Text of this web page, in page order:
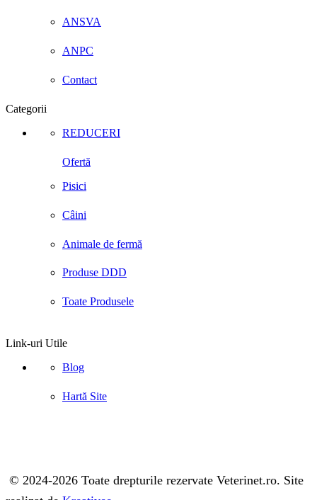
ANSVA
ANPC
Contact
Categorii
REDUCERI
Ofertă
Pisici
Câini
Animale de fermă
Produse DDD
Toate Produsele
Link-uri Utile
Blog
Hartă Site
© 2024-2026 Toate drepturile rezervate Veterinet.ro. Site